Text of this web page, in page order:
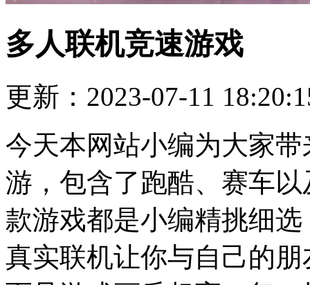
多人联机竞速游戏
更新：2023-07-11
今天本网站小编为大家
游，包含了跑酷、赛车
款游戏都是小编精挑细
真实联机让你与自己的